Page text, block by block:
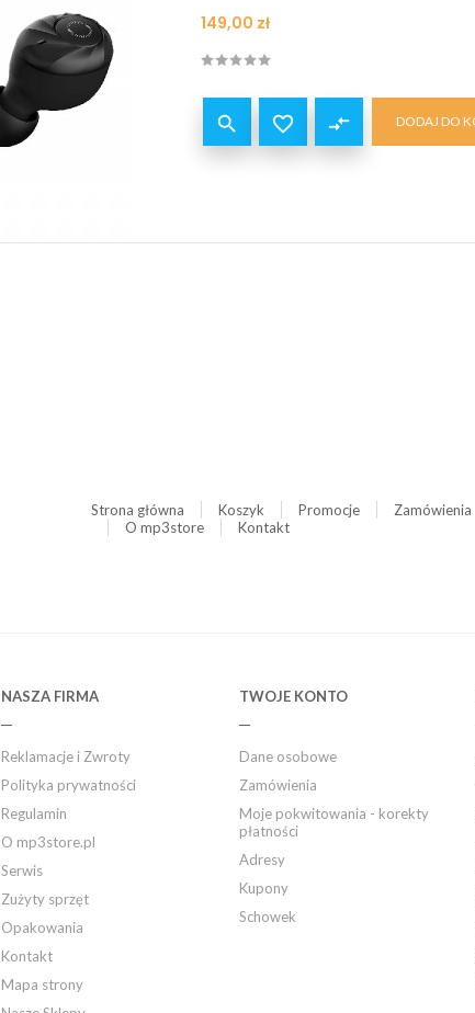
Cena
149,00 zł
  compare_arrows DODAJ DO
Strona główna Koszyk Promocje Zamówienia
O mp3store
Kontakt
NASZA FIRMA
Reklamacje i Zwroty
Polityka prywatności
Regulamin
O mp3store.pl
Serwis
Zużyty sprzęt
Opakowania
Kontakt
Mapa strony
TWOJE KONTO
Dane osobowe
Zamówienia
Moje pokwitowania - korekty
płatności
Adresy
Kupony
Schowek